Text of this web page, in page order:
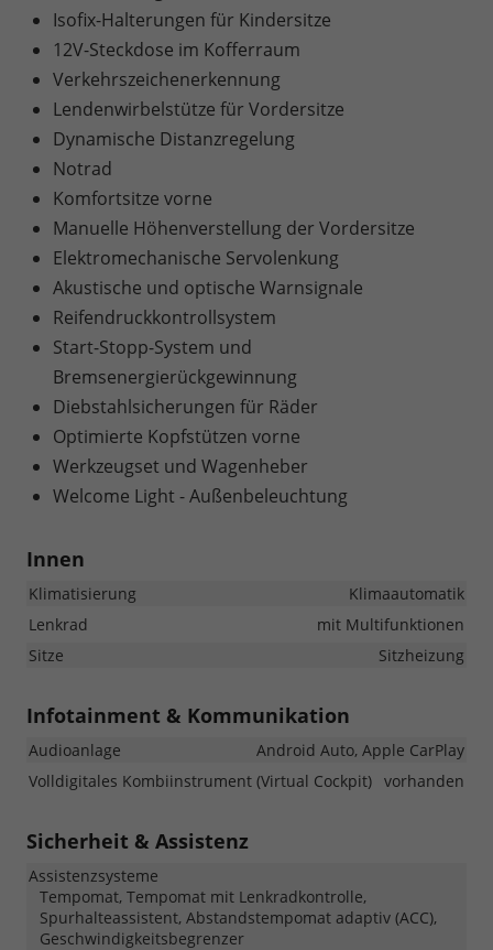
Isofix-Halterungen für Kindersitze
12V-Steckdose im Kofferraum
Verkehrszeichenerkennung
Lendenwirbelstütze für Vordersitze
Dynamische Distanzregelung
Notrad
Komfortsitze vorne
Manuelle Höhenverstellung der Vordersitze
Elektromechanische Servolenkung
Akustische und optische Warnsignale
Reifendruckkontrollsystem
Start-Stopp-System und
Bremsenergierückgewinnung
Diebstahlsicherungen für Räder
Optimierte Kopfstützen vorne
Werkzeugset und Wagenheber
Welcome Light - Außenbeleuchtung
Innen
Klimatisierung
Klimaautomatik
Lenkrad
mit Multifunktionen
Sitze
Sitzheizung
Infotainment & Kommunikation
Audioanlage
Android Auto, Apple CarPlay
Volldigitales Kombiinstrument (Virtual Cockpit) vorhanden
Sicherheit & Assistenz
Assistenzsysteme
Tempomat, Tempomat mit Lenkradkontrolle,
Spurhalteassistent, Abstandstempomat adaptiv (ACC),
Geschwindigkeitsbegrenzer